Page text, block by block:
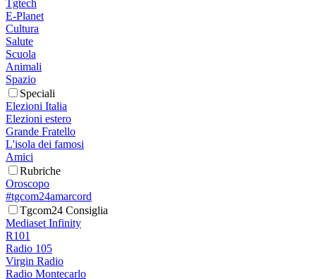
Tgtech
E-Planet
Cultura
Salute
Scuola
Animali
Spazio
Speciali
Elezioni Italia
Elezioni estero
Grande Fratello
L'isola dei famosi
Amici
Rubriche
Oroscopo
#tgcom24amarcord
Tgcom24 Consiglia
Mediaset Infinity
R101
Radio 105
Virgin Radio
Radio Montecarlo